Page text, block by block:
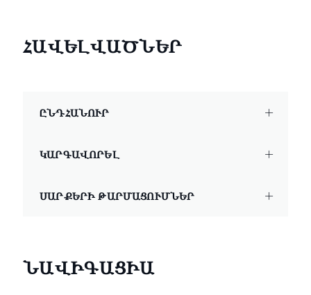
ՀԱՎԵԼՎԱԾՆԵՐ
ԸՆԴՀԱՆՈՒՐ
ԿԱՐԳԱՎՈՐԵԼ
ՍԱՐՔԵՐԻ ԹԱՐՄԱՑՈՒՄՆԵՐ
ՆԱՎԻԳԱՑԻԱ